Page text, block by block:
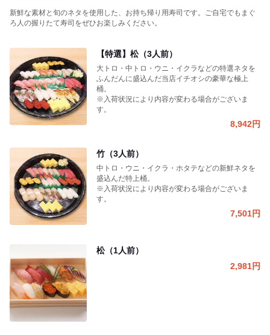
新鮮な素材と旬のネタを使用した、お持ち帰り用寿司です。ご自宅でもまぐ
ろ人の握りたて寿司をぜひお楽しみください。
【特選】松（3人前）
大トロ・中トロ・ウニ・イクラなどの特選ネタを
ふんだんに盛込んだ当店イチオシの豪華な極上
桶。
※入荷状況により内容が変わる場合がございま
す。
8,942円
竹（3人前）
中トロ・ウニ・イクラ・ホタテなどの新鮮ネタを
盛込んだ特上桶。
※入荷状況により内容が変わる場合がございま
す。
7,501円
松（1人前）
2,981円